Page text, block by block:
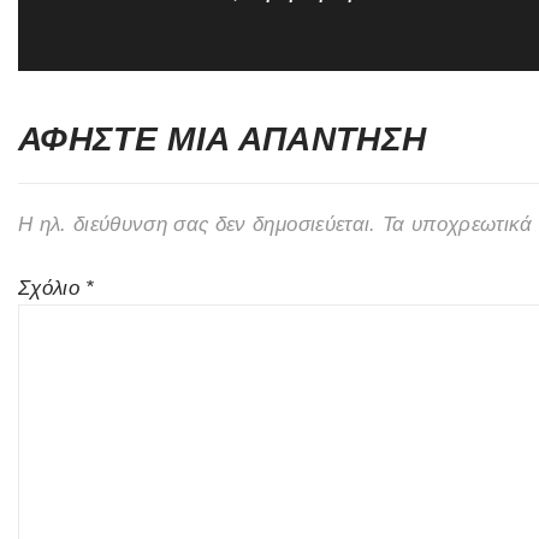
ΑΦΉΣΤΕ ΜΙΑ ΑΠΆΝΤΗΣΗ
Η ηλ. διεύθυνση σας δεν δημοσιεύεται. Τα υποχρεωτικά
Σχόλιο *